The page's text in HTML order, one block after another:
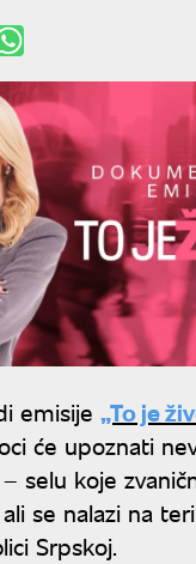
emisije „To je
će upoznati
– selu koje
se nalazi na
Srpskoj.